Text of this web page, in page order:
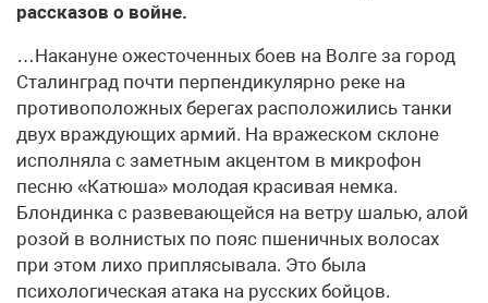
рассказов о войне.
…Накануне ожесточенных боев на Волге за город
Сталинград почти перпендикулярно реке на
противоположных берегах расположились танки
двух враждующих армий. На вражеском склоне
исполняла с заметным акцентом в микрофон
песню «Катюша» молодая красивая немка.
Блондинка с развевающейся на ветру шалью, алой
розой в волнистых по пояс пшеничных волосах
при этом лихо приплясывала. Это была
психологическая атака на русских бойцов.